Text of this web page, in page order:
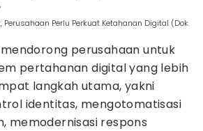
Perlu Perkuat Ketahanan Digital (Dok.
mendorong perusahaan untuk
pertahanan digital yang lebih
langkah utama, yakni
identitas, mengotomatisasi
memodernisasi respons